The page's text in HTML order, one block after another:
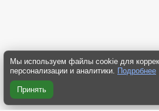
Мы используем файлы cookie для
персонализации и аналитики. Подробнее
Принять